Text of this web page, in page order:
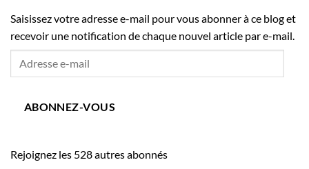
Saisissez votre adresse e-mail pour vous abonner à ce blog et
recevoir une notification de chaque nouvel article par e-mail.
ABONNEZ-VOUS
Rejoignez les 528 autres abonnés